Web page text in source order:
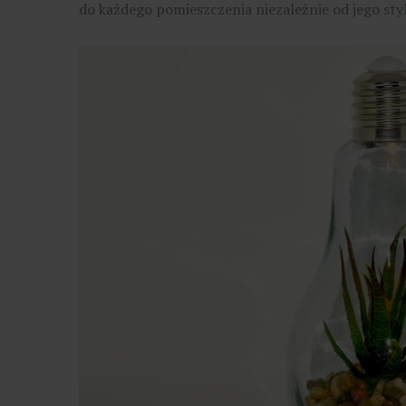
do każdego pomieszczenia niezależnie od jego